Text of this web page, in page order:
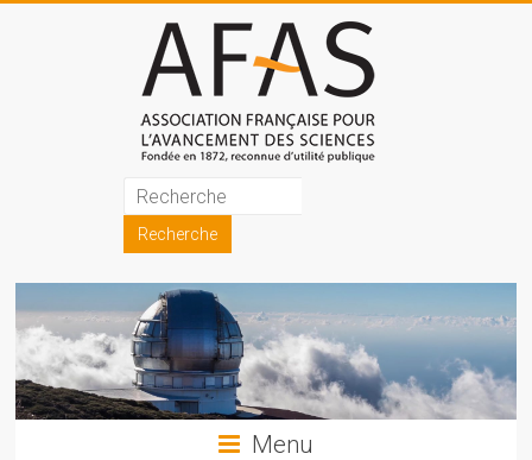
Association
française
pour
l'avancement
des
sciences
Menu